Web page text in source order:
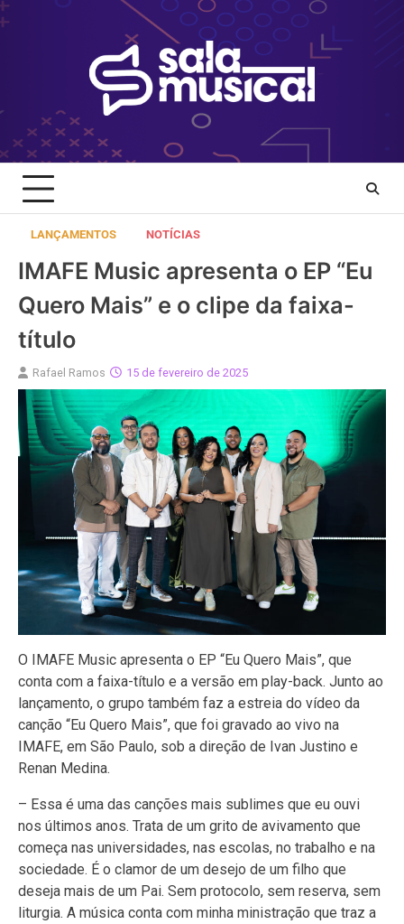
Skip
to
LANÇAMENTOS NOTÍCIAS
IMAFE Music apresenta o EP “Eu
Quero Mais” e o clipe da faixa-
título
Rafael Ramos 15 de fevereiro de 2025
O IMAFE Music apresenta o EP “Eu Quero Mais”, que
conta com a faixa-título e a versão em play-back. Junto ao
lançamento, o grupo também faz a estreia do vídeo da
canção “Eu Quero Mais”, que foi gravado ao vivo na
IMAFE, em São Paulo, sob a direção de Ivan Justino e
Renan Medina.
– Essa é uma das canções mais sublimes que eu ouvi
nos últimos anos. Trata de um grito de avivamento que
começa nas universidades, nas escolas, no trabalho e na
sociedade. É o clamor de um desejo de um filho que
deseja mais de um Pai. Sem protocolo, sem reserva, sem
liturgia. A música conta com minha ministração que traz a